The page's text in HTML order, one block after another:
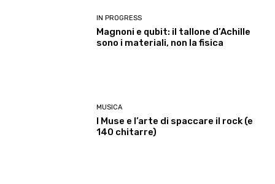
IN PROGRESS
Magnoni e qubit: il tallone d’Achille
sono i materiali, non la fisica
MUSICA
I Muse e l’arte di spaccare il rock (e
140 chitarre)